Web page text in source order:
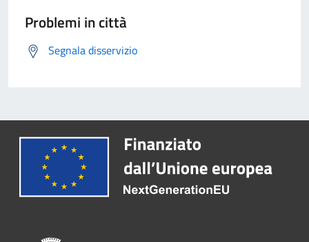
Problemi in città
Segnala disservizio